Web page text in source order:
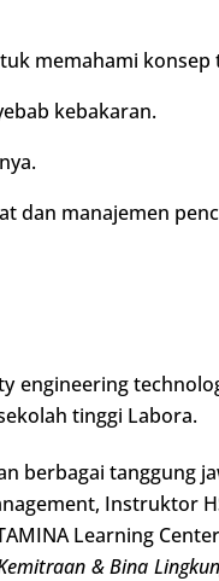
memahami konsep
kebakaran.
dan manajemen
tinggi Labora.
berbagai tanggung
Instruktor
Learning
& Bina